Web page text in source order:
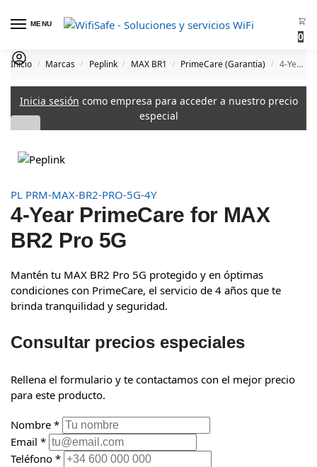
MENU
0
Inicio / Marcas / Peplink / MAX BR1 / PrimeCare (Garantia) / 4-Year PrimeCare for MAX BR2 Pro 5G
Inicia sesión como empresa para acceder a nuestro precio
especial
PL PRM-MAX-BR2-PRO-5G-4Y
4-Year PrimeCare for MAX
BR2 Pro 5G
Mantén tu MAX BR2 Pro 5G protegido y en óptimas
condiciones con PrimeCare, el servicio de 4 años que te
brinda tranquilidad y seguridad.
Consultar precios especiales
Rellena el formulario y te contactamos con el mejor precio
para este producto.
Nombre *
Email *
Teléfono *